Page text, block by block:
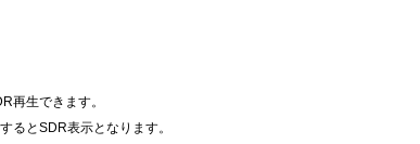
再生できます。
るとSDR表示となります。